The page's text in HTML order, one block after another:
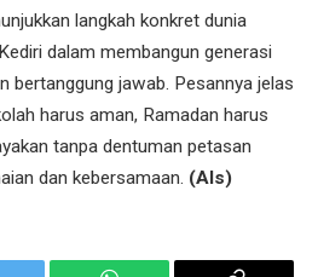
langkah konkret dunia
dalam membangun generasi
bertanggung jawab. Pesannya jelas
harus aman, Ramadan harus
tanpa dentuman petasan
dan kebersamaan. (Als)